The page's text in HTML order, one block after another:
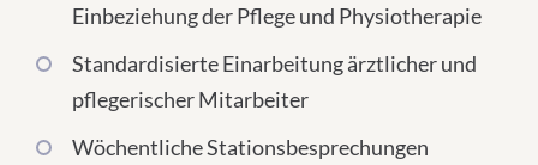
Einbeziehung der Pflege und Physiotherapie
Standardisierte Einarbeitung ärztlicher und
pflegerischer Mitarbeiter
Wöchentliche Stationsbesprechungen